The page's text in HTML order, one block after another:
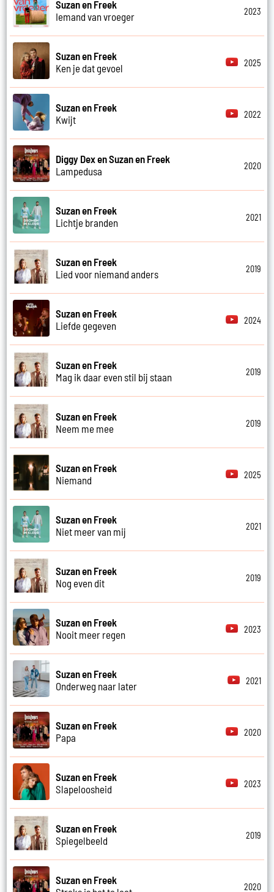
Suzan en Freek
Iemand van vroeger
2023
Suzan en Freek
Ken je dat gevoel
2025
Suzan en Freek
Kwijt
2022
Diggy Dex en Suzan en Freek
Lampedusa
2020
Suzan en Freek
Lichtje branden
2021
Suzan en Freek
Lied voor niemand anders
2019
Suzan en Freek
Liefde gegeven
2024
Suzan en Freek
Mag ik daar even stil bij staan
2019
Suzan en Freek
Neem me mee
2019
Suzan en Freek
Niemand
2025
Suzan en Freek
Niet meer van mij
2021
Suzan en Freek
Nog even dit
2019
Suzan en Freek
Nooit meer regen
2023
Suzan en Freek
Onderweg naar later
2021
Suzan en Freek
Papa
2020
Suzan en Freek
Slapeloosheid
2023
Suzan en Freek
Spiegelbeeld
2019
Suzan en Freek
2020